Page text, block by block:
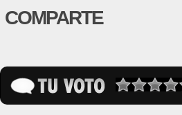
COMPARTE